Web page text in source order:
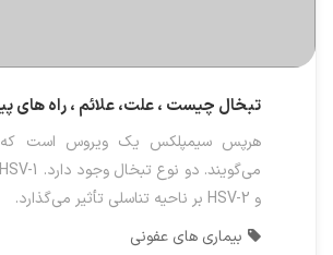
تبخال چیست ، علت، علائم ، راه های
هرپس سیمپلکس یک ویروس است که
و HSV-2 بر ناحیه تناسلی تأثیر می‌گذارد.
بیماری های عفونی